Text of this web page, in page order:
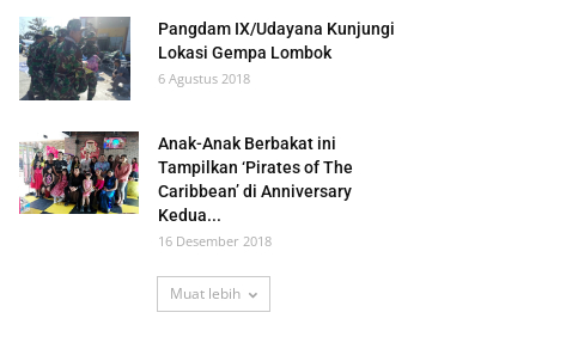
Pangdam IX/Udayana Kunjungi
Lokasi Gempa Lombok
6 Agustus 2018
Anak-Anak Berbakat ini
Tampilkan ‘Pirates of The
Caribbean’ di Anniversary
Kedua...
16 Desember 2018
Muat lebih